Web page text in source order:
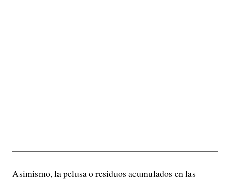
Asimismo, la pelusa o residuos acumulados en las